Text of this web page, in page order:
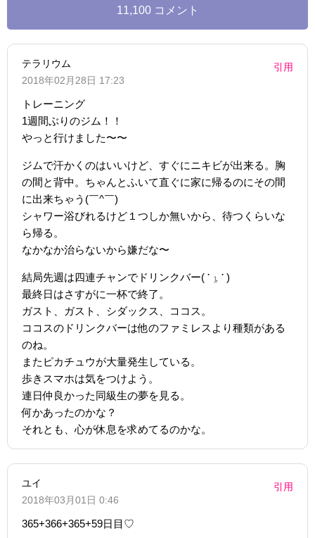
11,100 コメント
テラリウム
2018年02月28日 17:23
引用
トレーニング
1週間ぶりのジム！！
やっと行けました〜〜
ジムで汗かくのはいいけど、すぐにニキビが出来る。胸
の間と背中。ちゃんとふいて直ぐに家に帰るのにその間
に出来ちゃう(￣^￣)
シャワー浴びれるけど１つしか無いから、待つくらいな
ら帰る。
なかなか治らないから嫌だな〜
結局先週は四連チャンでドリンクバー( ་ ⍸ ་ )
最終日はさすがに一杯で終了。
ガスト、ガスト、シダックス、ココス。
ココスのドリンクバーは他のファミレスより種類がある
のね。
またピカチュウが大量発生している。
歩きスマホは気をつけよう。
連日仲良かった同級生の夢を見る。
何かあったのかな？
それとも、心が休息を求めてるのかな。
ユイ
2018年03月01日 0:46
引用
365+366+365+59日目♡